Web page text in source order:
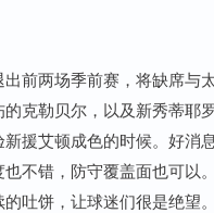
前两场季前赛，将缺席与
克勒贝尔，以及新秀蒂耶
援艾顿成色的时候。好消
不错，防守覆盖面也可
吐饼，让球迷们很是绝望。